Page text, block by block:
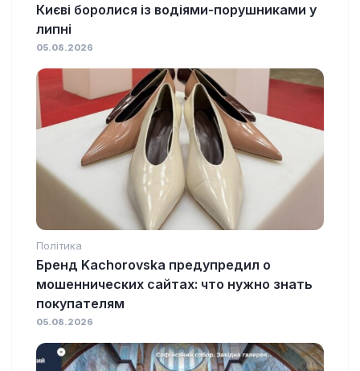
Києві боролися із водіями-порушниками у
липні
05.08.2026
Політика
Бренд Kachorovska предупредил о
мошеннических сайтах: что нужно знать
покупателям
05.08.2026